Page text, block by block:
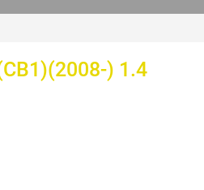
) 1.4